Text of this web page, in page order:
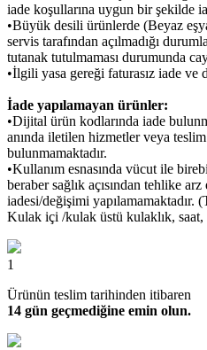
iade koşullarına uygun bir şekilde
•Büyük desili ürünlerde (Beyaz
servis tarafından açılmadığı
tutanak tutulmaması durumunda
•İlgili yasa gereği faturasız iade ve
İade yapılamayan ürünler:
•Dijital ürün kodlarında iade
anında iletilen hizmetler veya
bulunmamaktadır.
•Kullanım esnasında vücut ile
beraber sağlık açısından tehlike
iadesi/değişimi yapılamamaktadır.
Kulak içi /kulak üstü kulaklık,
1
Ürünün teslim tarihinden itibaren
14 gün geçmediğine emin olun.